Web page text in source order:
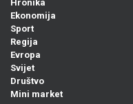
Hronika
Ekonomija
Sport
Regija
Evropa
Svijet
Društvo
Mini market